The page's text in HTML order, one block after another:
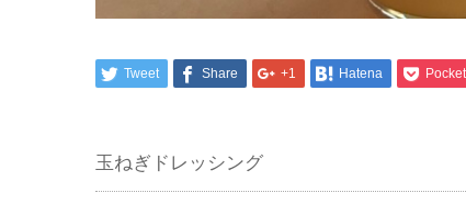
Tweet Share +1 Hatena Pocket
玉ねぎドレッシング